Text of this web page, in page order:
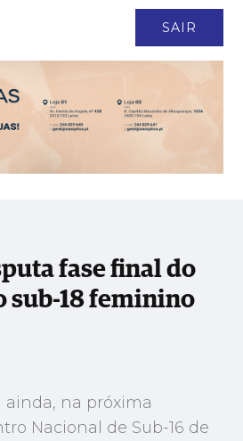
SAIR
do campeonato sub-18 feminino em
fase final do
sub-18 feminino
na próxima
Nacional de Sub-16 de